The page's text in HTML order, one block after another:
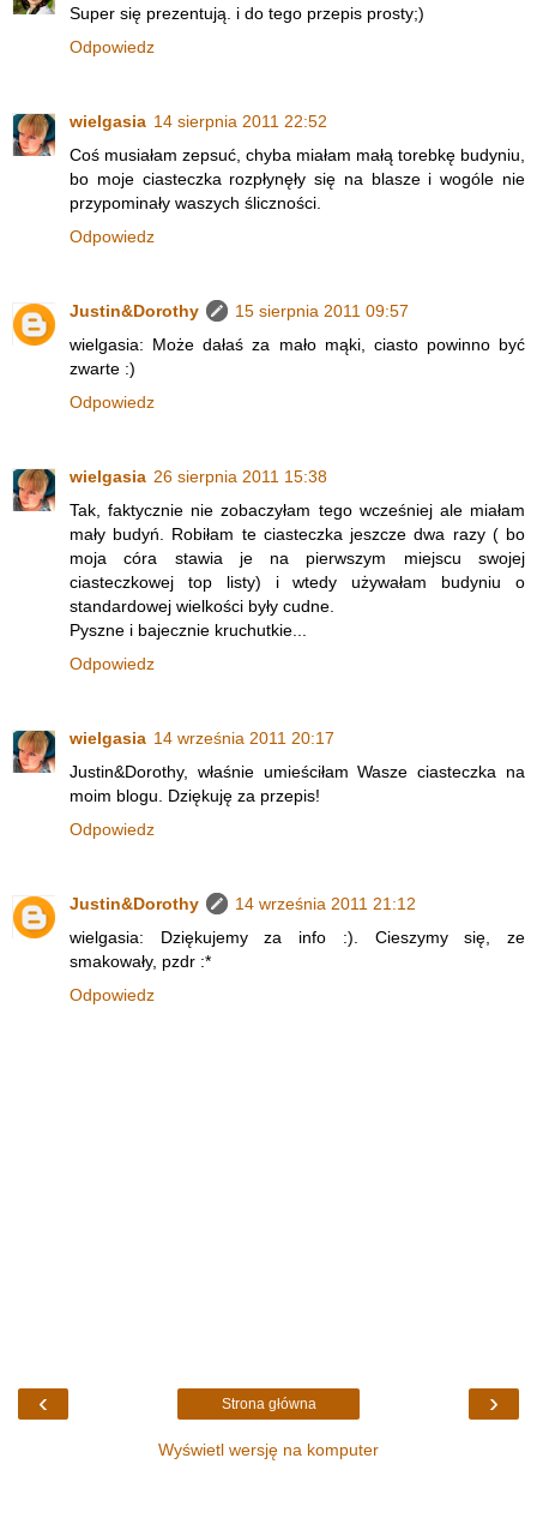
Super się prezentują. i do tego przepis prosty;)
Odpowiedz
wielgasia 14 sierpnia 2011 22:52
Coś musiałam zepsuć, chyba miałam małą torebkę budyniu,
bo moje ciasteczka rozpłynęły się na blasze i wogóle nie
przypominały waszych śliczności.
Odpowiedz
Justin&Dorothy
15 sierpnia 2011 09:57
wielgasia: Może dałaś za mało mąki, ciasto powinno być
zwarte :)
Odpowiedz
wielgasia 26 sierpnia 2011 15:38
Tak, faktycznie nie zobaczyłam tego wcześniej ale miałam
mały budyń. Robiłam te ciasteczka jeszcze dwa razy ( bo
moja córa stawia je na pierwszym miejscu swojej
ciasteczkowej top listy) i wtedy używałam budyniu o
standardowej wielkości były cudne.
Pyszne i bajecznie kruchutkie...
Odpowiedz
wielgasia 14 września 2011 20:17
Justin&Dorothy, właśnie umieściłam Wasze ciasteczka na
moim blogu. Dziękuję za przepis!
Odpowiedz
Justin&Dorothy
14 września 2011 21:12
wielgasia: Dziękujemy za info :). Cieszymy się, ze
smakowały, pzdr :*
Odpowiedz
‹ ›
Strona główna
Wyświetl wersję na komputer